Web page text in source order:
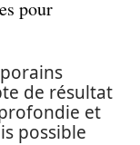
pour
de résultat
et
possible